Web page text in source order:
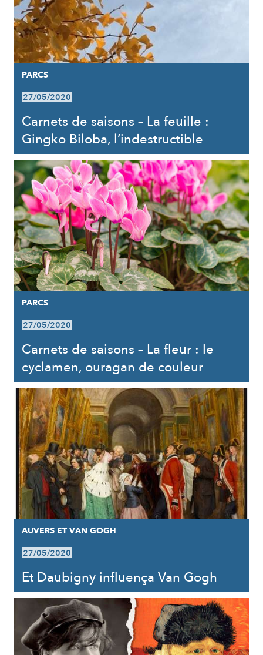
PARCS
27/05/2020
Carnets de saisons – La feuille :
Gingko Biloba, l’indestructible
PARCS
27/05/2020
Carnets de saisons – La fleur : le
cyclamen, ouragan de couleur
AUVERS ET VAN GOGH
27/05/2020
Et Daubigny influença Van Gogh